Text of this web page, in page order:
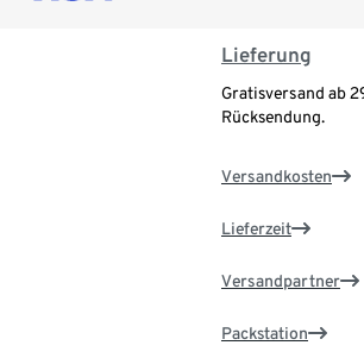
Lieferung
Gratisversand ab
Rücksendung.
Versandkosten
Lieferzeit
Versandpartner
Packstation